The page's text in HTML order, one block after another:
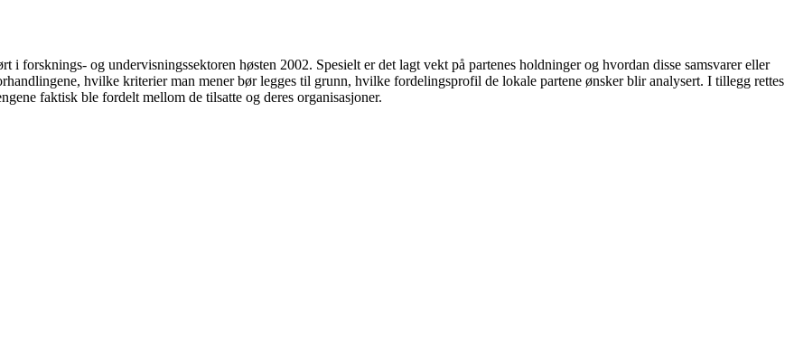
forsknings- og undervisningssektoren høsten 2002. Spesielt er det lagt vekt på partenes holdninger og hvordan disse samsvarer eller
hvilke kriterier man mener bør legges til grunn, hvilke fordelingsprofil de lokale partene ønsker blir analysert. I tillegg rettes
faktisk ble fordelt mellom de tilsatte og deres organisasjoner.